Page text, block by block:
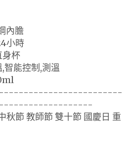
內膽
小時
身杯
智能控制,測溫
秋節 教師節 雙十節 國慶日 重